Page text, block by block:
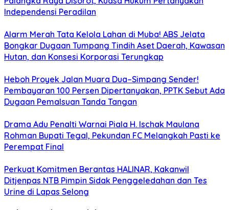
Independensi Peradilan
Alarm Merah Tata Kelola Lahan di Muba! ABS Jelata
Bongkar Dugaan Tumpang Tindih Aset Daerah, Kawasan
Hutan, dan Konsesi Korporasi Terungkap
Heboh Proyek Jalan Muara Dua–Simpang Sender!
Pembayaran 100 Persen Dipertanyakan, PPTK Sebut Ada
Dugaan Pemalsuan Tanda Tangan
Drama Adu Penalti Warnai Piala H. Ischak Maulana
Rohman Bupati Tegal, Pekundan FC Melangkah Pasti ke
Perempat Final
Perkuat Komitmen Berantas HALINAR, Kakanwil
Ditjenpas NTB Pimpin Sidak Penggeledahan dan Tes
Urine di Lapas Selong